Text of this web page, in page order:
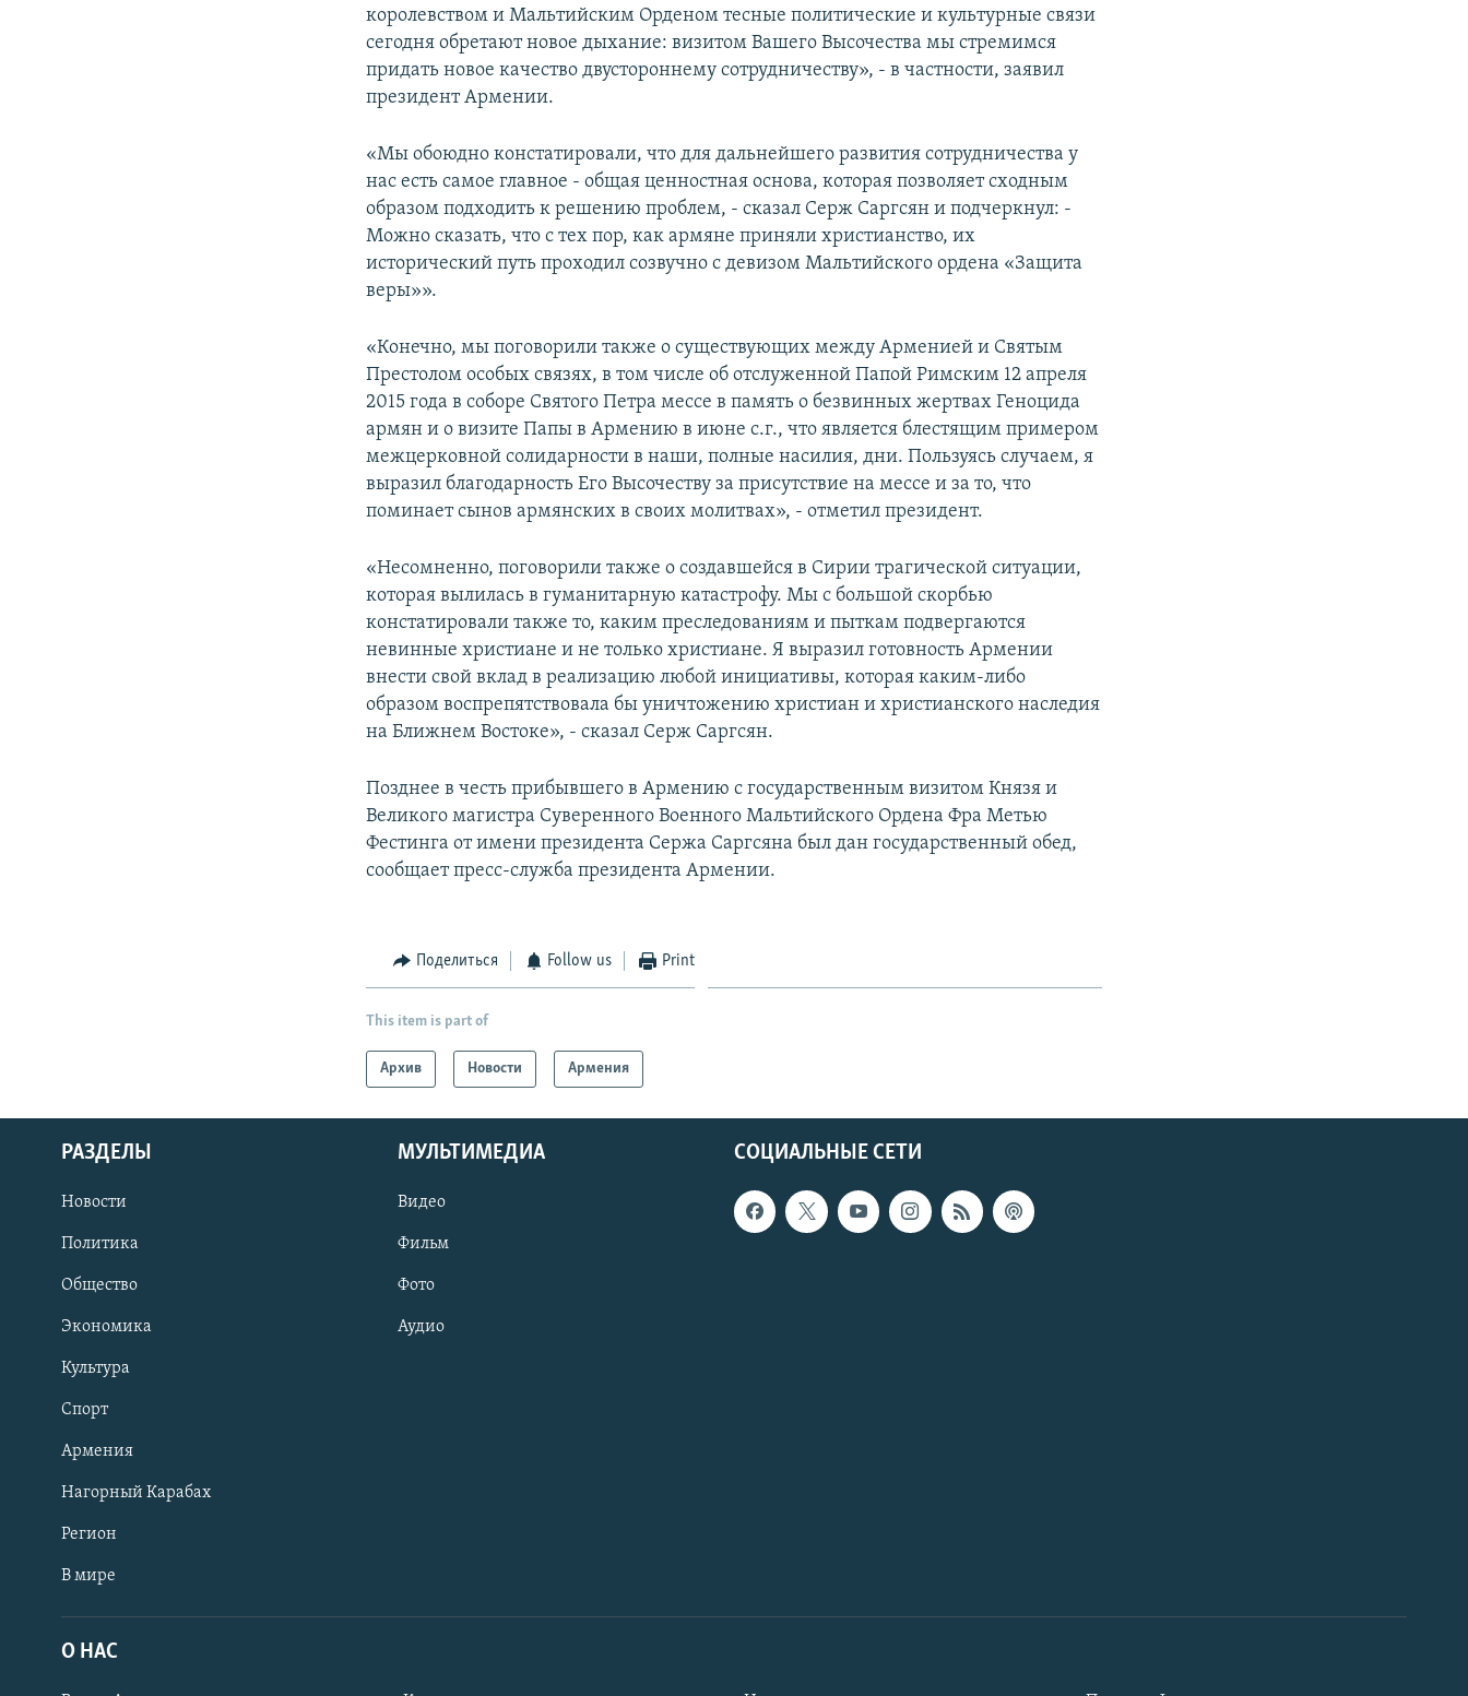
королевством и Мальтийским Орденом тесные политические и культурные связи
сегодня обретают новое дыхание: визитом Вашего Высочества мы стремимся
придать новое качество двустороннему сотрудничеству», - в частности, заявил
президент Армении.
«Мы обоюдно констатировали, что для дальнейшего развития сотрудничества у
нас есть самое главное - общая ценностная основа, которая позволяет сходным
образом подходить к решению проблем, - сказал Серж Саргсян и подчеркнул: -
Можно сказать, что с тех пор, как армяне приняли христианство, их
исторический путь проходил созвучно с девизом Мальтийского ордена «Защита
веры»».
«Конечно, мы поговорили также о существующих между Арменией и Святым
Престолом особых связях, в том числе об отслуженной Папой Римским 12 апреля
2015 года в соборе Святого Петра мессе в память о безвинных жертвах Геноцида
армян и о визите Папы в Армению в июне с.г., что является блестящим примером
межцерковной солидарности в наши, полные насилия, дни. Пользуясь случаем, я
выразил благодарность Его Высочеству за присутствие на мессе и за то, что
поминает сынов армянских в своих молитвах», - отметил президент.
«Несомненно, поговорили также о создавшейся в Сирии трагической ситуации,
которая вылилась в гуманитарную катастрофу. Мы с большой скорбью
констатировали также то, каким преследованиям и пыткам подвергаются
невинные христиане и не только христиане. Я выразил готовность Армении
внести свой вклад в реализацию любой инициативы, которая каким-либо
образом воспрепятствовала бы уничтожению христиан и христианского наследия
на Ближнем Востоке», - сказал Серж Саргсян.
Позднее в честь прибывшего в Армению с государственным визитом Князя и
Великого магистра Суверенного Военного Мальтийского Ордена Фра Метью
Фестинга от имени президента Сержа Саргсяна был дан государственный обед,
сообщает пресс-служба президента Армении.
Поделиться Follow us Print
This item is part of
Архив Новости Армения
СОЦИАЛЬНЫЕ СЕТИ
РАЗДЕЛЫ
Новости
Политика
Общество
Экономика
Культура
Спорт
Армения
Нагорный Карабах
Регион
В мире
МУЛЬТИМЕДИА
Видео
Фильм
Фото
Аудио
О НАС